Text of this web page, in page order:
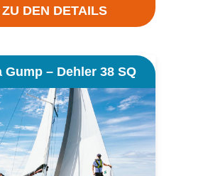
ZU DEN DETAILS
Gump – Dehler 38 SQ